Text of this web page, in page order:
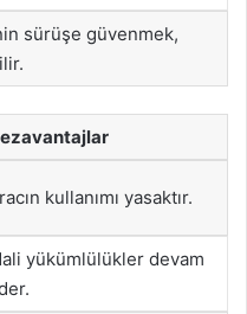
sürüşe güvenmek,
kullanımı yasaktır.
yükümlülükler devam